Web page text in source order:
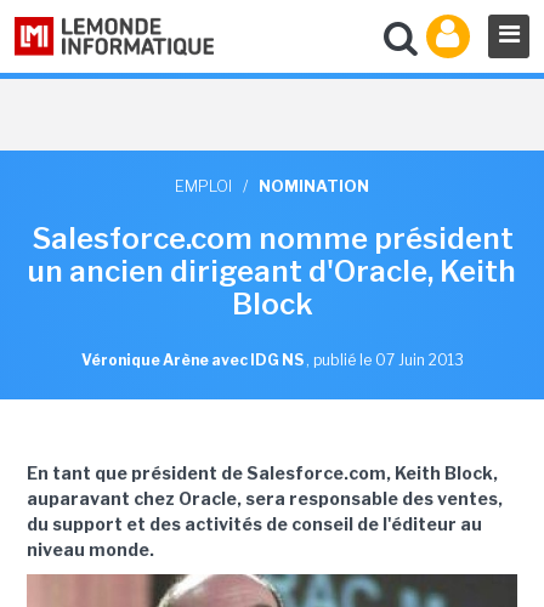
EMPLOI / NOMINATION
Salesforce.com nomme président
un ancien dirigeant d'Oracle, Keith
Block
Véronique Arène avec IDG NS , publié le 07 Juin 2013
En tant que président de Salesforce.com, Keith Block,
auparavant chez Oracle, sera responsable des ventes,
du support et des activités de conseil de l'éditeur au
niveau monde.